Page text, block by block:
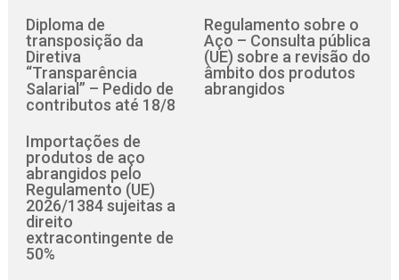
Diploma de
transposição da
Diretiva
“Transparência
Salarial” – Pedido de
contributos até 18/8
Regulamento sobre o
Aço – Consulta pública
(UE) sobre a revisão do
âmbito dos produtos
abrangidos
Importações de
produtos de aço
abrangidos pelo
Regulamento (UE)
2026/1384 sujeitas a
direito
extracontingente de
50%